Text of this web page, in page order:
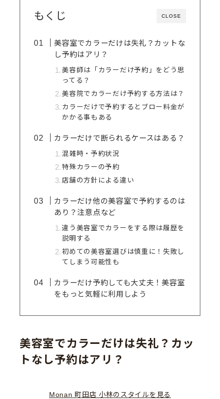
CLOSE
もくじ
美容室でカラーだけは失礼？カットな
し予約はアリ？
美容師は「カラーだけ予約」をどう思
ってる？
美容院でカラーだけ予約する方法は？
カラーだけで予約するとブロー料金が
かかる事もある
カラーだけで断られるケースはある？
混雑時・予約状況
特殊カラーの予約
店舗の方針による違い
カラーだけ他の美容室で予約するのは
あり？注意点など
違う美容室でカラーをする際は履歴を
説明する
初めての美容室選びは慎重に！失敗し
てしまう可能性も
カラーだけ予約しても大丈夫！美容室
をもっと気軽に利用しよう
美容室でカラーだけは失礼？カッ
トなし予約はアリ？
Monan 町田店 小林のスタイルを見る